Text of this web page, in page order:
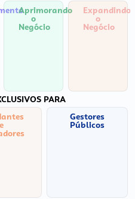
Aprimorando
o
Negócio
Expandindo
o
Negócio
PARA
e
Gestores
Públicos